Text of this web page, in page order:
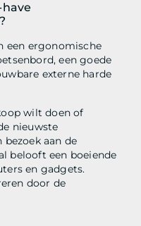
een ergonomische
een goede
externe harde
wilt doen of
nieuwste
aan de
belooft een boeiende
en gadgets.
door de